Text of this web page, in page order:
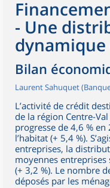
- Une
Bilan
Laurent Sahuquet
L’activité de crédit
de la région Centre-
progresse de 4,6 %
l’habitat (+ 5,4 %).
entreprises, la
moyennes entreprises
(+ 3,2 %). Le nombre
déposés par les